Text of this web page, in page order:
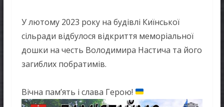
У лютому 2023 року на будівлі Киїнської
сільради відбулося відкриття меморіальної
дошки на честь Володимира Настича та його
загиблих побратимів.
Вічна пам’ять і слава Герою!